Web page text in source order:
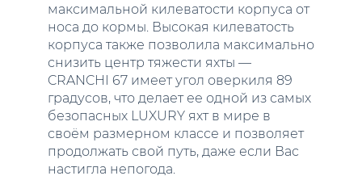
максимальной килеватости корпуса от
носа до кормы. Высокая килеватость
корпуса также позволила максимально
снизить центр тяжести яхты —
CRANCHI 67 имеет угол оверкиля 89
градусов, что делает ее одной из самых
безопасных LUXURY яхт в мире в
своём размерном классе и позволяет
продолжать свой путь, даже если Вас
настигла непогода.